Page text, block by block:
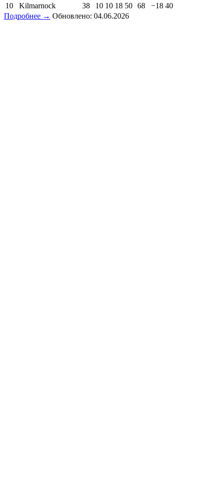
10
Kilmarnock 38 10 10 18 50 68 −18 40
Подробнее → Обновлено: 04.06.2026